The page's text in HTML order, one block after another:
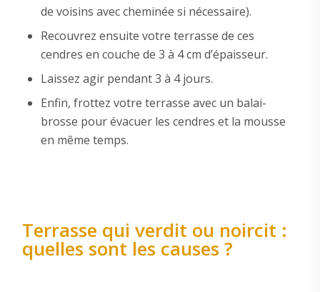
de voisins avec cheminée si nécessaire).
Recouvrez ensuite votre terrasse de ces
cendres en couche de 3 à 4 cm d’épaisseur.
Laissez agir pendant 3 à 4 jours.
Enfin, frottez votre terrasse avec un balai-
brosse pour évacuer les cendres et la mousse
en même temps.
Terrasse qui verdit ou noircit :
quelles sont les causes ?